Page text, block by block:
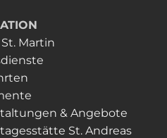
Martin
& Angebote
St. Andreas